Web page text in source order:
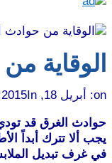
الوقاية
on: أبريل 18, 2015 In:
حوادث الغرق قد
يجب ألا تترك أبداً
في غرف تبديل